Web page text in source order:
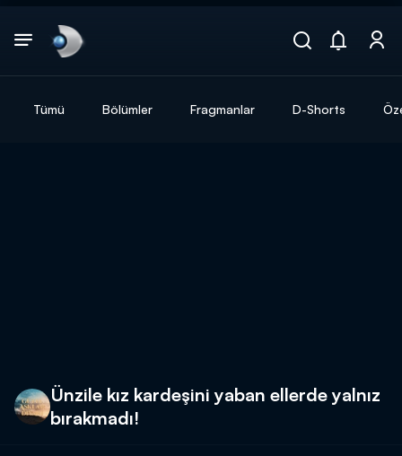
Tümü Bölümler Fragmanlar D-Shorts
Ünzile kız kardeşini yaban ellerde yalnız
bırakmadı!